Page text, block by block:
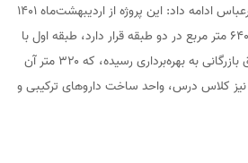
رئیس دانشکده داروسازی بندرعباس ادامه داد: این پروژه از اردیبهشت‌ماه ۱۴۰۱
آغاز به کار کرد و مساحت آن ۶۴۰ متر مربع در دو طبقه قرار دارد، طبقه اول با
حمایت دو میلیارد تومانی اتاق بازرگانی به بهره‌برداری رسیده، که ۳۲۰ متر آن
کلاس درس، واحد ساخت داروهای ترکیبی و